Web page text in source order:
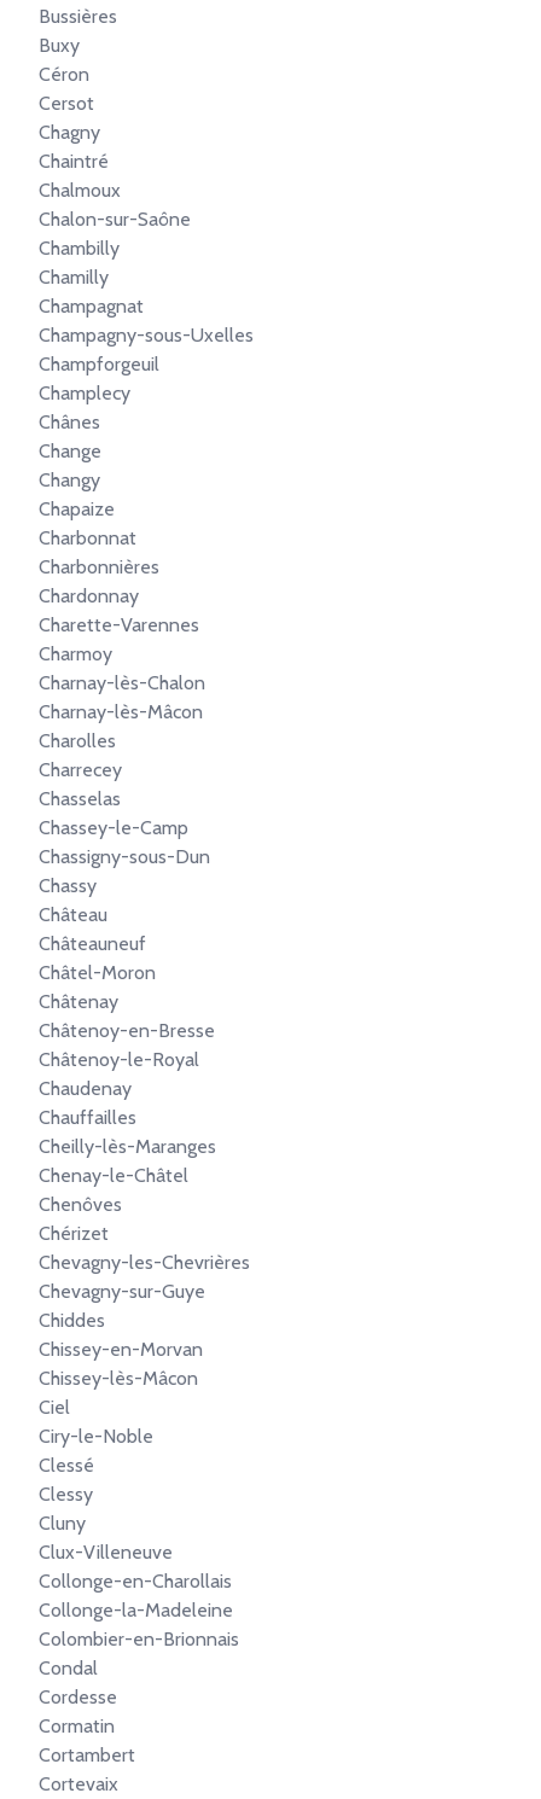
Bussières
Buxy
Céron
Cersot
Chagny
Chaintré
Chalmoux
Chalon-sur-Saône
Chambilly
Chamilly
Champagnat
Champagny-sous-Uxelles
Champforgeuil
Champlecy
Chânes
Change
Changy
Chapaize
Charbonnat
Charbonnières
Chardonnay
Charette-Varennes
Charmoy
Charnay-lès-Chalon
Charnay-lès-Mâcon
Charolles
Charrecey
Chasselas
Chassey-le-Camp
Chassigny-sous-Dun
Chassy
Château
Châteauneuf
Châtel-Moron
Châtenay
Châtenoy-en-Bresse
Châtenoy-le-Royal
Chaudenay
Chauffailles
Cheilly-lès-Maranges
Chenay-le-Châtel
Chenôves
Chérizet
Chevagny-les-Chevrières
Chevagny-sur-Guye
Chiddes
Chissey-en-Morvan
Chissey-lès-Mâcon
Ciel
Ciry-le-Noble
Clessé
Clessy
Cluny
Clux-Villeneuve
Collonge-en-Charollais
Collonge-la-Madeleine
Colombier-en-Brionnais
Condal
Cordesse
Cormatin
Cortambert
Cortevaix